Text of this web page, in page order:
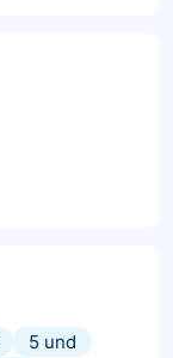
5 und